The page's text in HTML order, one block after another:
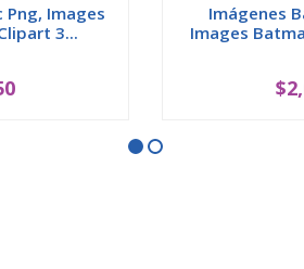
Png, Images
3...
Imágenes
Images